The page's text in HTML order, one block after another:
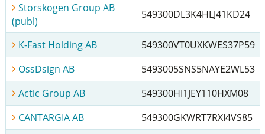
Storskogen Group AB
(publ)
549300DL3K4HLJ41KD24
K-Fast Holding AB
549300VT0UXKWES37P59
OssDsign AB
5493005SNS5NAYE2WL53
Actic Group AB
549300HI1JEY110HXM08
CANTARGIA AB
549300GKWRT7RXI4VS85